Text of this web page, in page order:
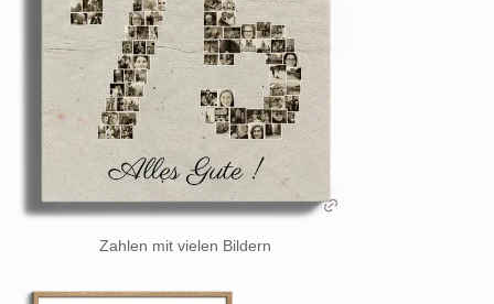
Zahlen mit vielen Bildern